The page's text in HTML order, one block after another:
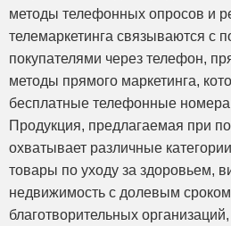
методы телефонных опросов и
телемаркетинга связываются с
покупателями через телефон,
методы прямого маркетинга,
бесплатные телефонные номера
Продукция, предлагаемая при
охватывает различные
товары по уходу за здоровьем,
недвижимость с долевым
благотворительных